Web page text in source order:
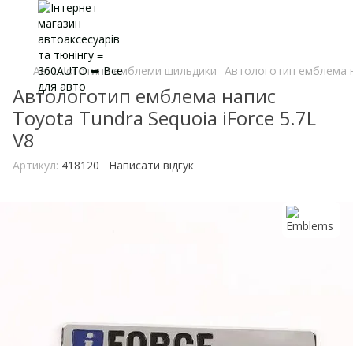
Автологотипи емблеми шильдики Автологотип емблема
Автологотип емблема напис
Toyota Tundra Sequoia iForce 5.7L
V8
Артикул: 418120 Написати відгук